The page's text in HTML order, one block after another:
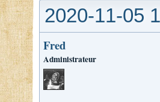
2020-11-05
Fred
Administrateur